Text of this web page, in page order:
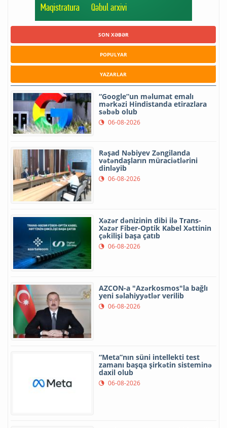
SON XƏBƏR
POPULYAR
YAZARLAR
“Google”un məlumat emalı
mərkəzi Hindistanda etirazlara
səbəb olub
06-08-2026
Rəşad Nəbiyev Zəngilanda
vətəndaşların müraciətlərini
dinləyib
06-08-2026
Xəzər dənizinin dibi ilə Trans-
Xəzər Fiber-Optik Kabel Xəttinin
çəkilişi başa çatıb
06-08-2026
AZCON-a "Azərkosmos"la bağlı
yeni səlahiyyətlər verilib
06-08-2026
“Meta”nın süni intellekti test
zamanı başqa şirkətin sisteminə
daxil olub
06-08-2026